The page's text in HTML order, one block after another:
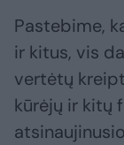
Pastebime,
ir kitus, vis
vertėtų
kūrėjų ir kitų